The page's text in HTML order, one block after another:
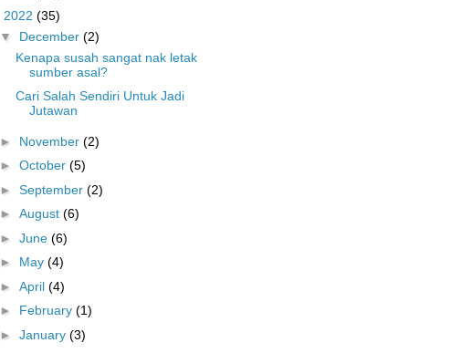
2022 (35)
▼ December (2)
Kenapa susah sangat nak letak
sumber asal?
Cari Salah Sendiri Untuk Jadi
Jutawan
► November (2)
► October (5)
► September (2)
► August (6)
► June (6)
► May (4)
► April (4)
► February (1)
► January (3)